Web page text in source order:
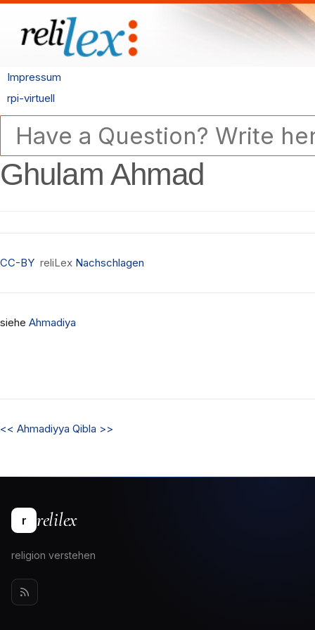
Impressum
rpi-virtuell
Ghulam Ahmad
CC-BY reliLex Nachschlagen
siehe Ahmadiya
<< Ahmadiyya Qibla >>
r relilex
religion verstehen